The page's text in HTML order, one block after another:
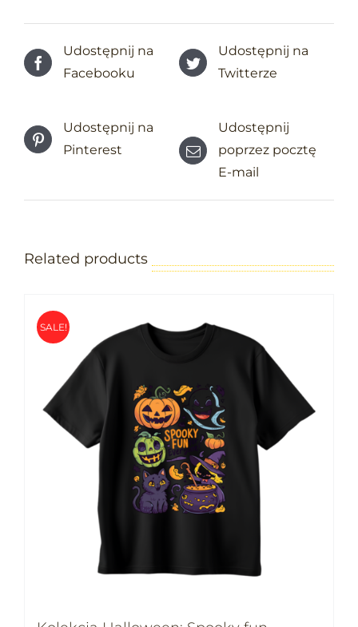
Udostępnij na
Facebooku
Udostępnij na
Twitterze
Udostępnij na
Pinterest
Udostępnij
poprzez pocztę
E-mail
Related products
SALE!